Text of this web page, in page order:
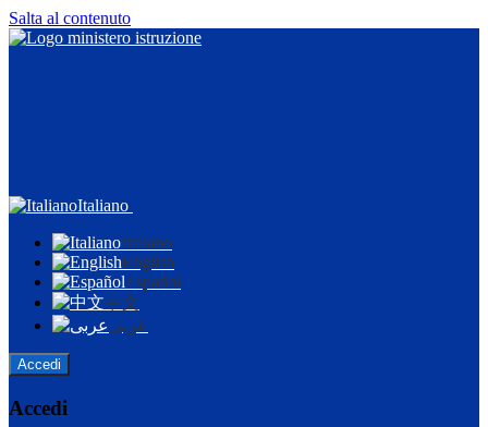
Salta al contenuto
Italiano
Italiano
English
Español
中文
عربى
Accedi
Accedi